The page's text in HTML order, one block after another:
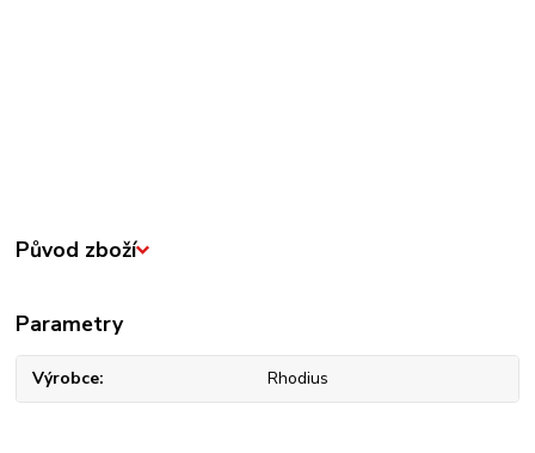
Původ zboží
Parametry
Výrobce Rhodius